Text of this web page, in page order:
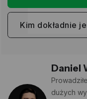
Kim dokładnie
Daniel
dużych